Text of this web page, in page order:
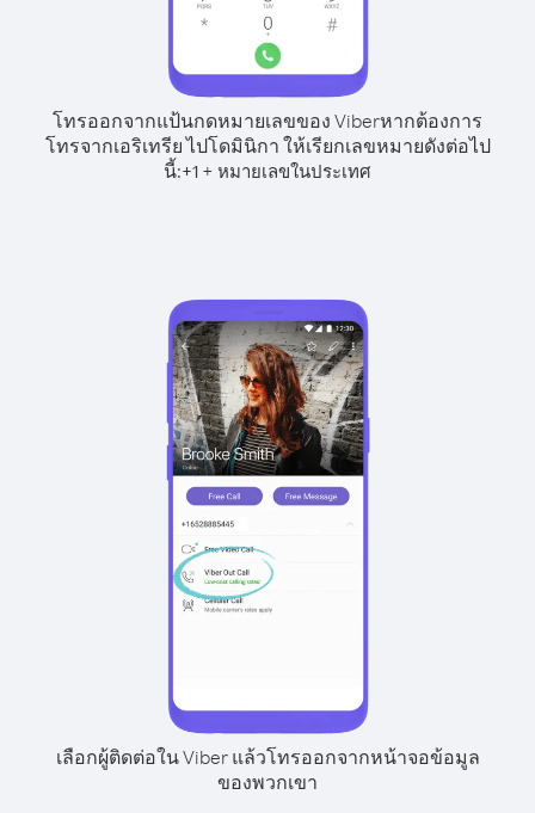
โทรออกจากแป้นกดหมายเลขของ Viberหากต้องการ
โทรจากเอริเทรีย ไปโดมินิกา ให้เรียกเลขหมายดังต่อไป
นี้:+1 + หมายเลขในประเทศ
เลือกผู้ติดต่อใน Viber แล้วโทรออกจากหน้าจอข้อมูล
ของพวกเขา